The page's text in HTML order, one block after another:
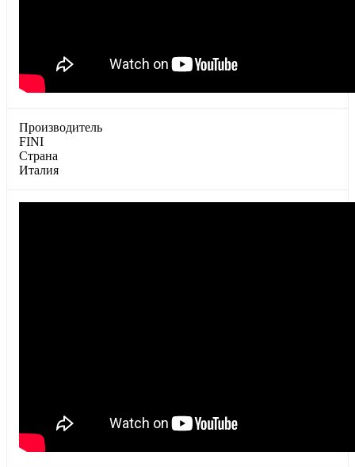
Производитель
FINI
Страна
Италия